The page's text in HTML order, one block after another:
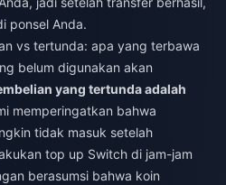
ponsel Anda.
vs tertunda: apa yang terbawa
belum digunakan akan
yang tertunda adalah
memperingatkan bahwa
tidak masuk setelah
top up Switch di jam-jam
berasumsi bahwa koin